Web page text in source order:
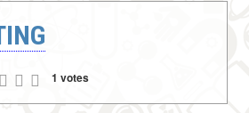
1 votes